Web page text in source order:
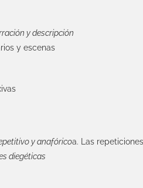
y descripción
y escenas
y anafóricoa. Las
diegéticas